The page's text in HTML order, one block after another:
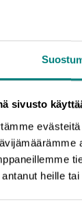
sivusto
antanut heille
24.04.